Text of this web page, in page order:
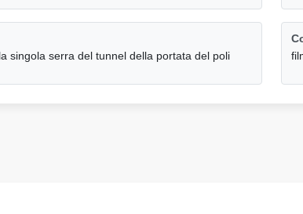
singola serra del tunnel della portata del poli